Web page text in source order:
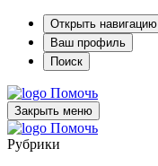
Открыть навигацию
Ваш профиль
Поиск
Помочь
Закрыть меню
Помочь
Рубрики